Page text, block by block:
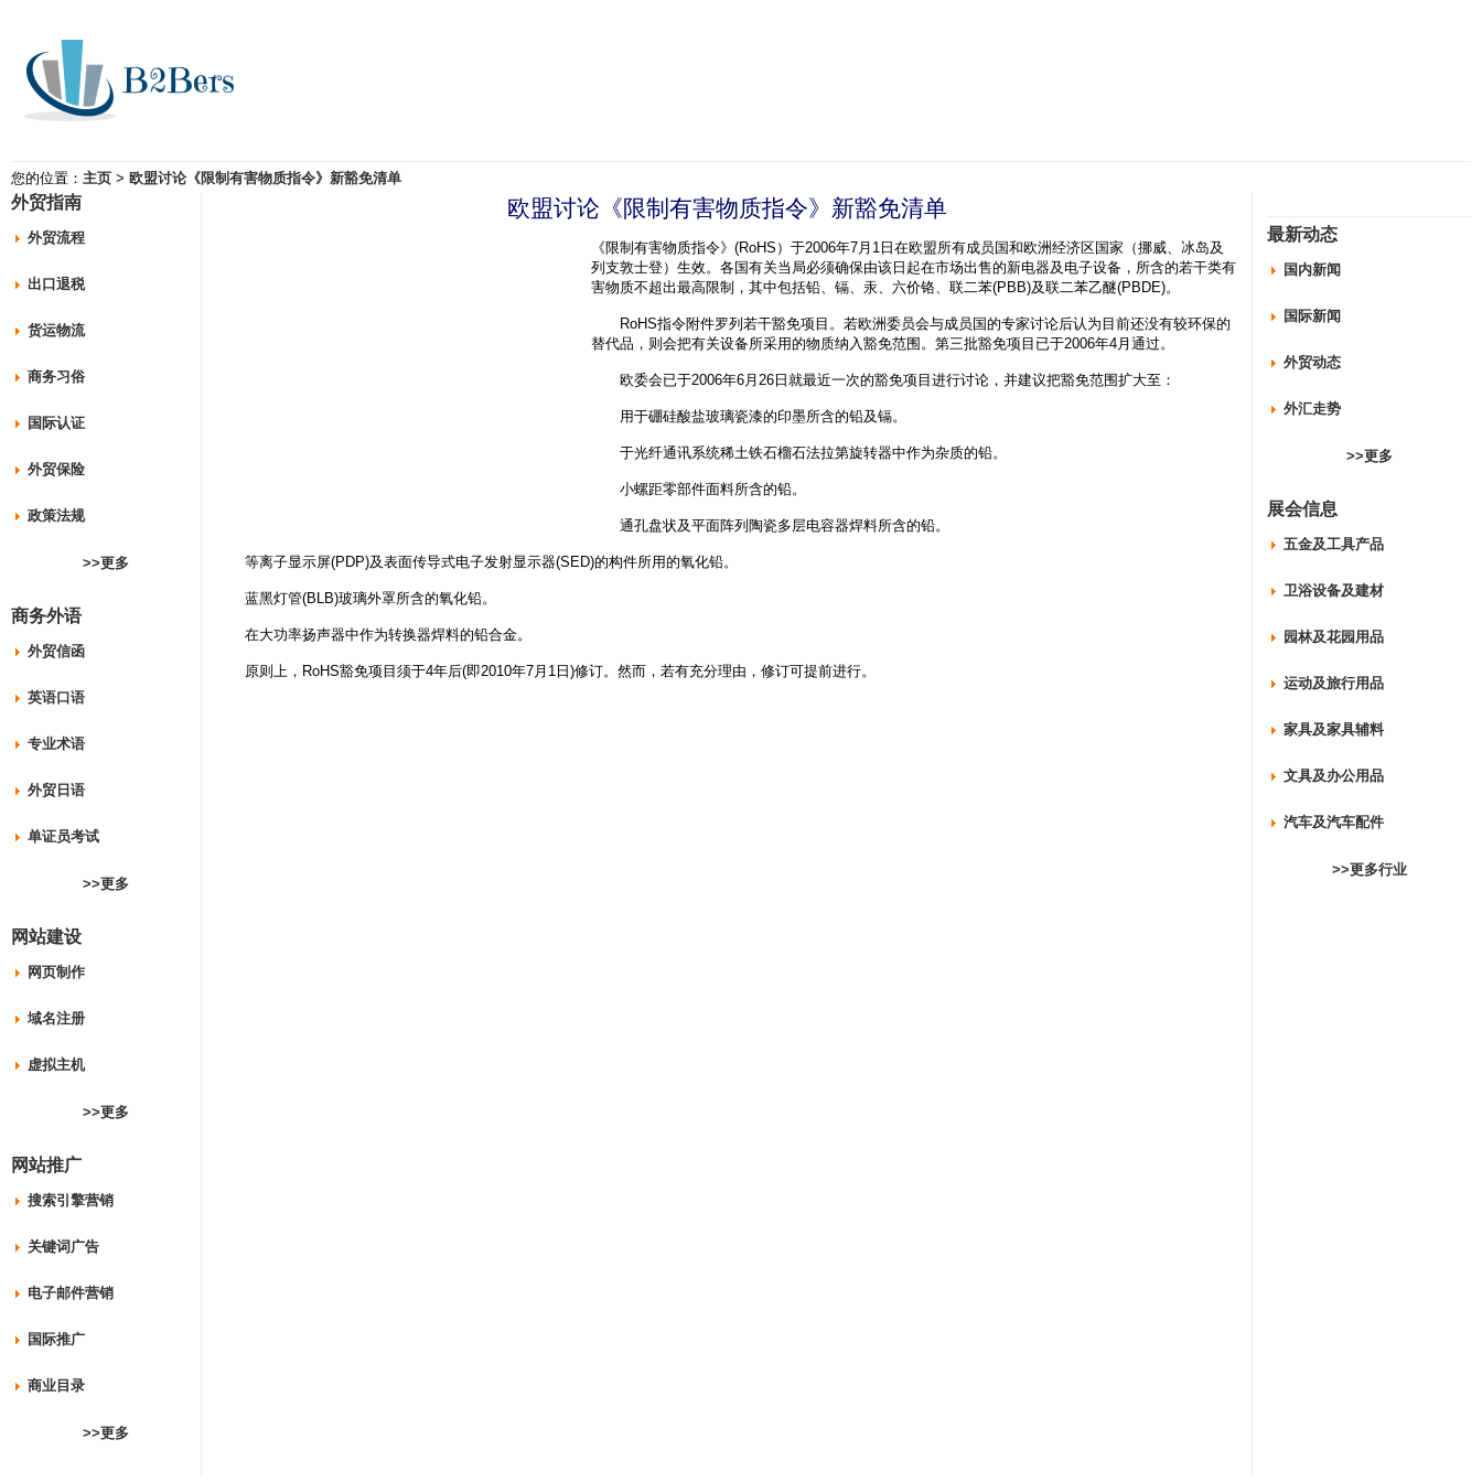
您的位置： 主页 > 欧盟讨论《限制有害物质指令》新豁免清单
外贸指南
外贸流程
出口退税
货运物流
商务习俗
国际认证
外贸保险
政策法规
>>更多
商务外语
外贸信函
英语口语
专业术语
外贸日语
单证员考试
>>更多
网站建设
网页制作
域名注册
虚拟主机
>>更多
网站推广
搜索引擎营销
关键词广告
电子邮件营销
国际推广
商业目录
>>更多
欧盟讨论《限制有害物质指令》新豁免清单
《限制有害物质指令》(RoHS）于2006年7月1日在欧盟所有成员国和欧洲经济区国家（挪威、冰岛及
列支敦士登）生效。各国有关当局必须确保由该日起在市场出售的新电器及电子设备，所含的若干类有
害物质不超出最高限制，其中包括铅、镉、汞、六价铬、联二苯(PBB)及联二苯乙醚(PBDE)。
RoHS指令附件罗列若干豁免项目。若欧洲委员会与成员国的专家讨论后认为目前还没有较环保的
替代品，则会把有关设备所采用的物质纳入豁免范围。第三批豁免项目已于2006年4月通过。
欧委会已于2006年6月26日就最近一次的豁免项目进行讨论，并建议把豁免范围扩大至：
用于硼硅酸盐玻璃瓷漆的印墨所含的铅及镉。
于光纤通讯系统稀土铁石榴石法拉第旋转器中作为杂质的铅。
小螺距零部件面料所含的铅。
通孔盘状及平面阵列陶瓷多层电容器焊料所含的铅。
等离子显示屏(PDP)及表面传导式电子发射显示器(SED)的构件所用的氧化铅。
蓝黑灯管(BLB)玻璃外罩所含的氧化铅。
在大功率扬声器中作为转换器焊料的铅合金。
原则上，RoHS豁免项目须于4年后(即2010年7月1日)修订。然而，若有充分理由，修订可提前进行。
最新动态
国内新闻
国际新闻
外贸动态
外汇走势
>>更多
展会信息
五金及工具产品
卫浴设备及建材
园林及花园用品
运动及旅行用品
家具及家具辅料
文具及办公用品
汽车及汽车配件
>>更多行业